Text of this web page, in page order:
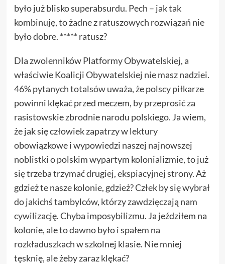
było już blisko superabsurdu. Pech – jak tak
kombinuję, to żadne z ratuszowych rozwiązań nie
było dobre. ***** ratusz?
Dla zwolenników Platformy Obywatelskiej, a
właściwie Koalicji Obywatelskiej nie masz nadziei.
46% pytanych totalsówuważa, że polscy piłkarze
powinni klękać przed meczem, by przeprosić za
rasistowskie zbrodnie narodu polskiego. Ja wiem,
że jak się człowiek zapatrzy w lektury
obowiązkowe i wypowiedzi naszej najnowszej
noblistki o polskim wypartym kolonializmie, to już
się trzeba trzymać drugiej, ekspiacyjnej strony. Aż
gdzież te nasze kolonie, gdzież? Człek by się wybrał
do jakichś tambylców, którzy zawdzięczają nam
cywilizację. Chyba imposybilizmu. Ja jeździłem na
kolonie, ale to dawno było i spałem na
rozkładuszkach w szkolnej klasie. Nie mniej
tęsknię, ale żeby zaraz klękać?